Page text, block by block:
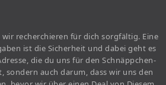
recherchieren für dich sorgfältig. Eine
ist die Sicherheit und dabei geht es
die du uns für den Schnäppchen-
sondern auch darum, dass wir uns den